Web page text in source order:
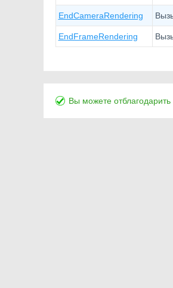
EndCameraRendering
EndFrameRendering
Вы можете отблагодарить